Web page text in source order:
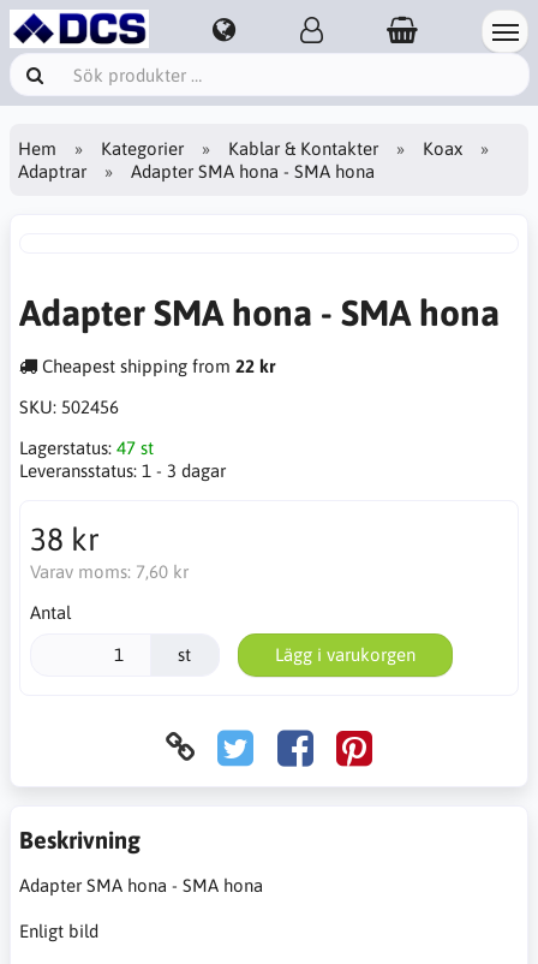
Hem Kategorier Kablar & Kontakter
Koax
Adaptrar
Adapter SMA hona - SMA hona
Adapter SMA hona - SMA hona
Cheapest shipping from 22 kr
SKU: 502456
Lagerstatus: 47 st
Leveransstatus: 1 - 3 dagar
38 kr
Varav moms: 7,60 kr
Antal
st Lägg i varukorgen
Beskrivning
Adapter SMA hona - SMA hona
Enligt bild